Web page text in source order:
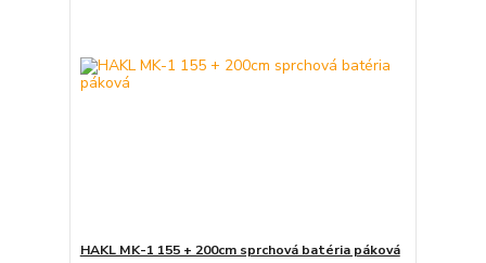
HAKL MK-1 155 + 200cm sprchová batéria páková